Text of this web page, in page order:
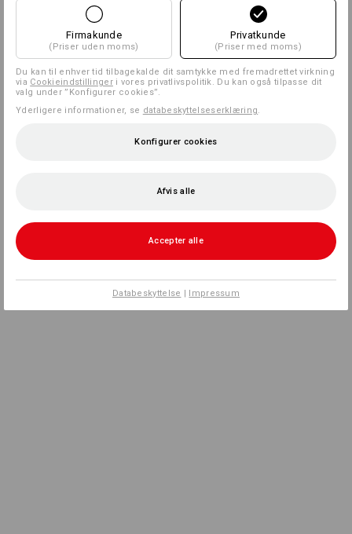
Firmakunde
(Priser uden moms)
Privatkunde
(Priser med moms)
Du kan til enhver tid tilbagekalde dit samtykke med fremadrettet virkning
via Cookieindstillingeri vores privatlivspolitik. Du kan også tilpasse dit
valg under ”Konfigurer cookies”.
Yderligere informationer, se databeskyttelseserklæring.
Konfigurer cookies
Afvis alle
Accepter alle
Databeskyttelse | Impressum